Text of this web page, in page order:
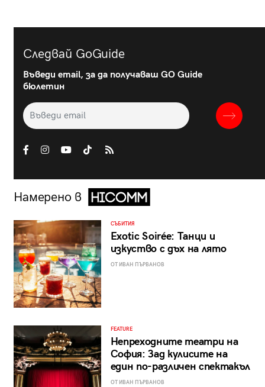
Следвай GoGuide
Въведи email, за да получаваш GO Guide
бюлетин
Намерено в
СЪБИТИЯ
Exotic Soirée: Танци и
изкуство с дъх на лято
ОТ ИВАН ПЪРВАНОВ
FEATURE
Непреходните театри на
София: Зад кулисите на
един по-различен спектакъл
ОТ ИВАН ПЪРВАНОВ